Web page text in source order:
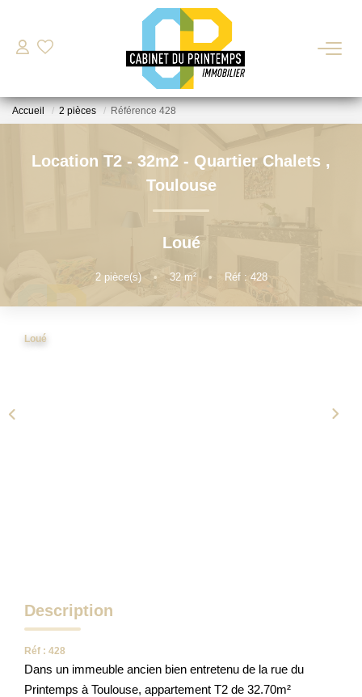
VENTE
Nos Biens Disponibles
Déposer Ma Candidature Pour Une Location
ESTIMATION
Accueil 2 pièces Référence 428
Location T2 - 32m2 - Quartier Chalets ,
Toulouse
Loué
2pièce(s) • 32m² • Réf : 428
Loué
Description
Réf : 428
Dans un immeuble ancien bien entretenu de la rue du
Printemps à Toulouse, appartement T2 de 32.70m²